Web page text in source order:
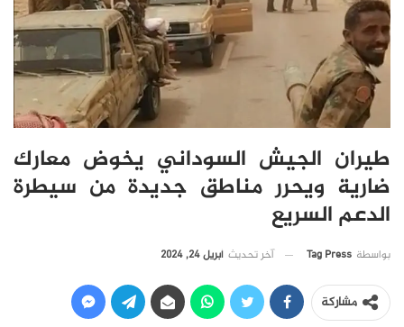
طيران الجيش السوداني يخوض معارك
ضارية ويحرر مناطق جديدة من سيطرة
الدعم السريع
بواسطة Tag Press آخر تحديث أبريل 24, 2024
مشاركة